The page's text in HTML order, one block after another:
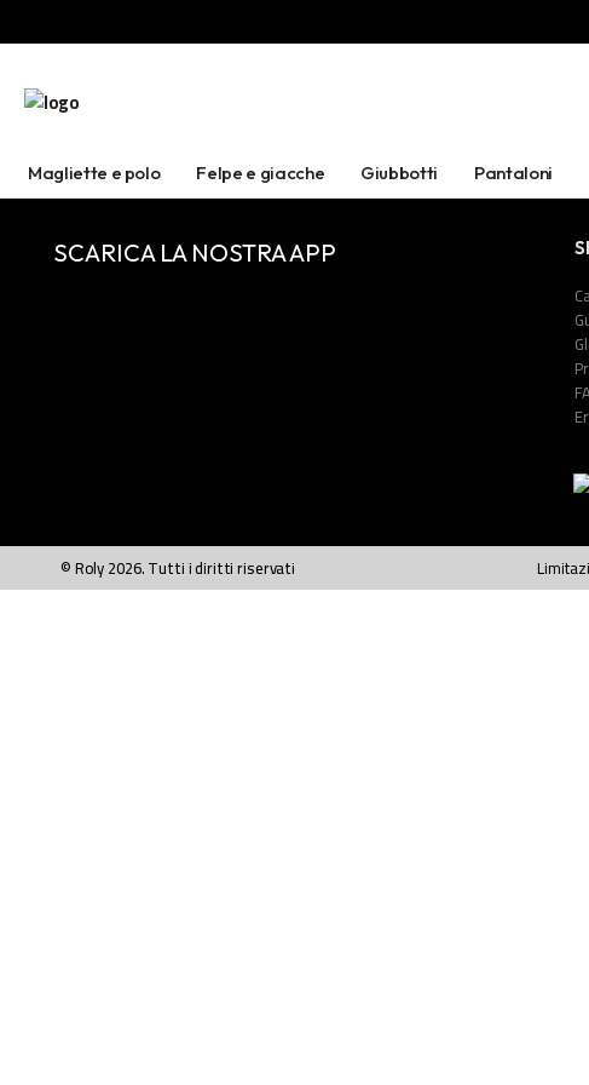
Magliette e polo Felpe e giacche Giubbotti Pantaloni